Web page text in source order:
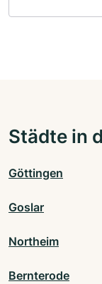
Städte in
Göttingen
Goslar
Northeim
Bernterode